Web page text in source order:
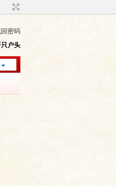
密码
户头